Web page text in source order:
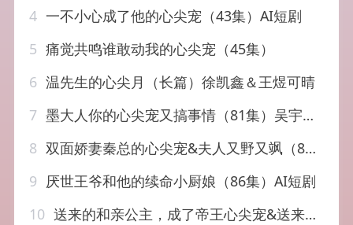
4 一不小心成了他的心尖宠（43集）AI短剧
5 痛觉共鸣谁敢动我的心尖宠（45集）
6 温先生的心尖月（长篇）徐凯鑫＆王煜可晴
7 墨大人你的心尖宠又搞事情（81集）吴宇航&唐七七
8 双面娇妻秦总的心尖宠&夫人又野又飒（80集）李兼任&邰靖懿
9 厌世王爷和他的续命小厨娘（86集）AI短剧
10 送来的和亲公主，成了帝王心尖宠&送来的和亲公主成了帝王心尖宠（20集）AI短剧